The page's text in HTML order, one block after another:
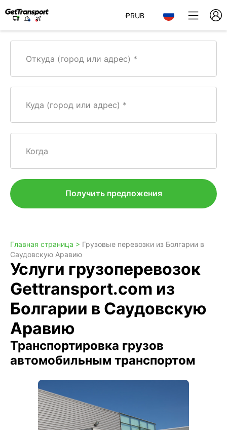
₽RUB
Откуда (город или адрес)
Куда (город или адрес)
Когда
Получить предложения
Главная страница > Грузовые перевозки из Болгарии в
Саудовскую Аравию
Услуги грузоперевозок
Gettransport.com из
Болгарии в Саудовскую
Аравию
Транспортировка грузов
автомобильным транспортом